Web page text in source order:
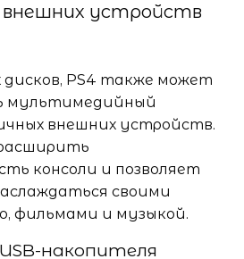
внешних устройств
дисков, PS4 также может
мультимедийный
внешних устройств.
консоли и позволяет
своими
фильмами и музыкой.
накопителя